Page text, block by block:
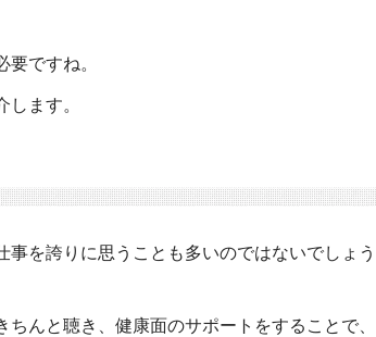
ですね。
ます。
を誇りに思うことも多いのではないでしょう
んと聴き、健康面のサポートをすることで、